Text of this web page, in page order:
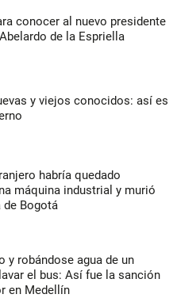
conocer al nuevo presidente
de la Espriella
y viejos conocidos: así es
habría quedado
máquina industrial y murió
de Bogotá
y robándose agua de un
el bus: Así fue la sanción
en Medellín